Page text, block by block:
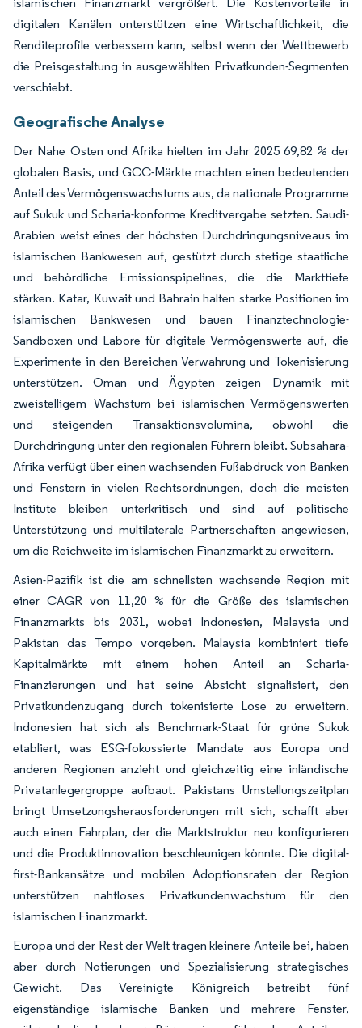
digitalen Kanälen unterstützen eine Wirtschaftlichkeit, die
Renditeprofile verbessern kann, selbst wenn der Wettbewerb
die Preisgestaltung in ausgewählten Privatkunden-Segmenten
verschiebt.
Geografische Analyse
Der Nahe Osten und Afrika hielten im Jahr 2025 69,82 % der
globalen Basis, und GCC-Märkte machten einen bedeutenden
Anteil des Vermögenswachstums aus, da nationale Programme
auf Sukuk und Scharia-konforme Kreditvergabe setzten. Saudi-
Arabien weist eines der höchsten Durchdringungsniveaus im
islamischen Bankwesen auf, gestützt durch stetige staatliche
und behördliche Emissionspipelines, die die Markttiefe
stärken. Katar, Kuwait und Bahrain halten starke Positionen im
islamischen Bankwesen und bauen Finanztechnologie-
Sandboxen und Labore für digitale Vermögenswerte auf, die
Experimente in den Bereichen Verwahrung und Tokenisierung
unterstützen. Oman und Ägypten zeigen Dynamik mit
zweistelligem Wachstum bei islamischen Vermögenswerten
und steigenden Transaktionsvolumina, obwohl die
Durchdringung unter den regionalen Führern bleibt. Subsahara-
Afrika verfügt über einen wachsenden Fußabdruck von Banken
und Fenstern in vielen Rechtsordnungen, doch die meisten
Institute bleiben unterkritisch und sind auf politische
Unterstützung und multilaterale Partnerschaften angewiesen,
um die Reichweite im islamischen Finanzmarkt zu erweitern.
Asien-Pazifik ist die am schnellsten wachsende Region mit
einer CAGR von 11,20 % für die Größe des islamischen
Finanzmarkts bis 2031, wobei Indonesien, Malaysia und
Pakistan das Tempo vorgeben. Malaysia kombiniert tiefe
Kapitalmärkte mit einem hohen Anteil an Scharia-
Finanzierungen und hat seine Absicht signalisiert, den
Privatkundenzugang durch tokenisierte Lose zu erweitern.
Indonesien hat sich als Benchmark-Staat für grüne Sukuk
etabliert, was ESG-fokussierte Mandate aus Europa und
anderen Regionen anzieht und gleichzeitig eine inländische
Privatanlegergruppe aufbaut. Pakistans Umstellungszeitplan
bringt Umsetzungsherausforderungen mit sich, schafft aber
auch einen Fahrplan, der die Marktstruktur neu konfigurieren
und die Produktinnovation beschleunigen könnte. Die digital-
first-Bankansätze und mobilen Adoptionsraten der Region
unterstützen nahtloses Privatkundenwachstum für den
islamischen Finanzmarkt.
Europa und der Rest der Welt tragen kleinere Anteile bei, haben
aber durch Notierungen und Spezialisierung strategisches
Gewicht. Das Vereinigte Königreich betreibt fünf
eigenständige islamische Banken und mehrere Fenster,